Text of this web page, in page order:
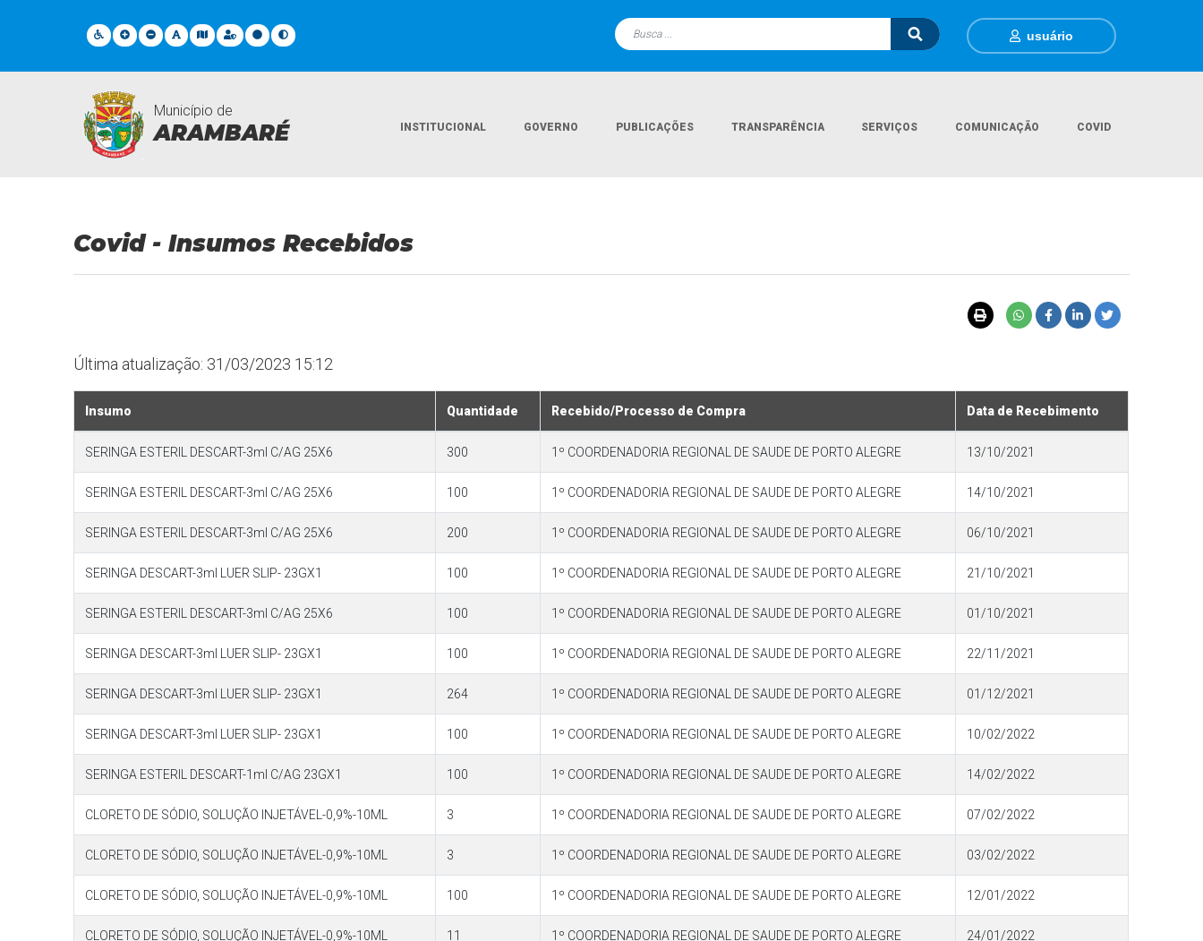
usuário
Município de
ARAMBARÉ INSTITUCIONAL GOVERNO PUBLICAÇÕES TRANSPARÊNCIA SERVIÇOS COMUNICAÇÃO COVID
Covid - Insumos Recebidos
Covid - Insumos Recebidos
Última atualização: 31/03/2023 15:12
Insumo Quantidade Recebido/Processo de Compra Data de Recebimento
SERINGA ESTERIL DESCART-3ml C/AG 25X6 300 1º COORDENADORIA REGIONAL DE SAUDE DE PORTO ALEGRE 13/10/2021
SERINGA ESTERIL DESCART-3ml C/AG 25X6 100 1º COORDENADORIA REGIONAL DE SAUDE DE PORTO ALEGRE 14/10/2021
SERINGA ESTERIL DESCART-3ml C/AG 25X6 200 1º COORDENADORIA REGIONAL DE SAUDE DE PORTO ALEGRE 06/10/2021
SERINGA DESCART-3ml LUER SLIP- 23GX1 100 1º COORDENADORIA REGIONAL DE SAUDE DE PORTO ALEGRE 21/10/2021
SERINGA ESTERIL DESCART-3ml C/AG 25X6 100 1º COORDENADORIA REGIONAL DE SAUDE DE PORTO ALEGRE 01/10/2021
SERINGA DESCART-3ml LUER SLIP- 23GX1 100 1º COORDENADORIA REGIONAL DE SAUDE DE PORTO ALEGRE 22/11/2021
SERINGA DESCART-3ml LUER SLIP- 23GX1 264 1º COORDENADORIA REGIONAL DE SAUDE DE PORTO ALEGRE 01/12/2021
SERINGA DESCART-3ml LUER SLIP- 23GX1 100 1º COORDENADORIA REGIONAL DE SAUDE DE PORTO ALEGRE 10/02/2022
SERINGA ESTERIL DESCART-1ml C/AG 23GX1 100 1º COORDENADORIA REGIONAL DE SAUDE DE PORTO ALEGRE 14/02/2022
CLORETO DE SÓDIO, SOLUÇÃO INJETÁVEL-0,9%-10ML 3 1º COORDENADORIA REGIONAL DE SAUDE DE PORTO ALEGRE 07/02/2022
CLORETO DE SÓDIO, SOLUÇÃO INJETÁVEL-0,9%-10ML 3 1º COORDENADORIA REGIONAL DE SAUDE DE PORTO ALEGRE 03/02/2022
CLORETO DE SÓDIO, SOLUÇÃO INJETÁVEL-0,9%-10ML 100 1º COORDENADORIA REGIONAL DE SAUDE DE PORTO ALEGRE 12/01/2022
CLORETO DE SÓDIO, SOLUÇÃO INJETÁVEL-0,9%-10ML 11 1º COORDENADORIA REGIONAL DE SAUDE DE PORTO ALEGRE 24/01/2022